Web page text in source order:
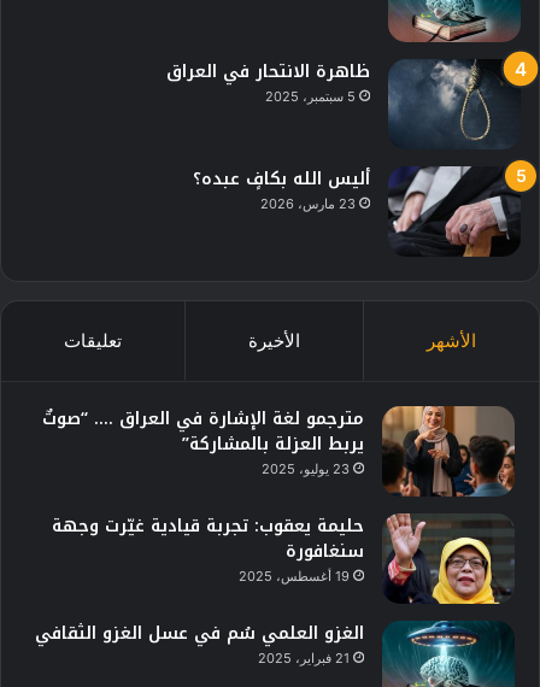
ظاهرة الانتحار في العراق
5 سبتمبر، 2025
أليس الله بكافٍ عبده؟
23 مارس، 2026
الأشهر الأخيرة تعليقات
مترجمو لغة الإشارة في العراق …. “صوتٌ
يربط العزلة بالمشاركة”
23 يوليو، 2025
حليمة يعقوب: تجربة قيادية غيّرت وجهة
سنغافورة
19 أغسطس، 2025
الغزو العلمي سُم في عسل الغزو الثقافي
21 فبراير، 2025